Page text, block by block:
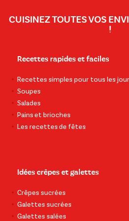
CUISINEZ TOUTES VOS
!
Recettes rapides et faciles
Recettes simples pour tous les
Soupes
Salades
Pains et brioches
Les recettes de fêtes
Idées crêpes et galettes
Crêpes sucrées
Galettes sucrées
Galettes salées